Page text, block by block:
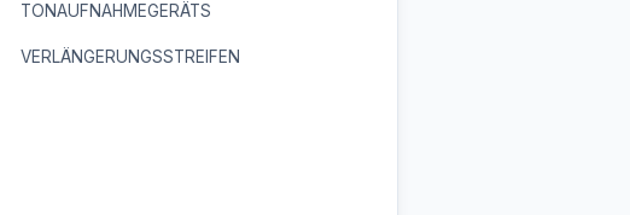
TONAUFNAHMEGERÄTS
VERLÄNGERUNGSSTREIFEN